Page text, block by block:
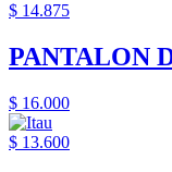
$ 14.875
PANTALON
$ 16.000
$ 13.600